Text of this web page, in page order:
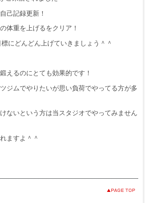
己記録更新！
体重を上げるをクリア！
にどんどん上げていきましょう＾＾
えるのにとても効果的です！
ジムでやりたいが思い負荷でやってる方が多
ないという方は当スタジオでやってみません
ますよ＾＾